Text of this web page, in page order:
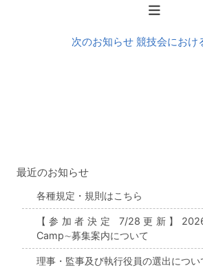
次のお知らせ 競技会におけ
最近のお知らせ
各種規定・規則はこちら
【参加者決定 7/28更新】
Camp∼募集案内について
理事・監事及び執行役員の選出につい